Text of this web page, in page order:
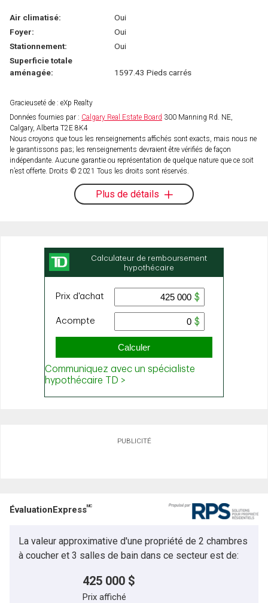
Air climatisé:
Oui
Foyer:
Oui
Stationnement:
Oui
Superficie totale
aménagée:
1597.43 Pieds carrés
Gracieuseté de : eXp Realty
Données fournies par : Calgary Real Estate Board 300 Manning Rd. NE,
Calgary, Alberta T2E 8K4
Nous croyons que tous les renseignements affichés sont exacts, mais nous ne
le garantissons pas; les renseignements devraient être vérifiés de façon
indépendante. Aucune garantie ou représentation de quelque nature que ce soit
n’est offerte. Droits © 2021 Tous les droits sont réservés.
Plus de détails
PUBLICITÉ
ÉvaluationExpressMC
La valeur approximative d'une propriété de 2 chambres
à coucher et 3 salles de bain dans ce secteur est de:
425 000 $
Prix affiché